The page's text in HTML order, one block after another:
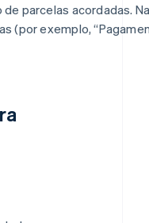
parcelas acordadas.
(por exemplo,